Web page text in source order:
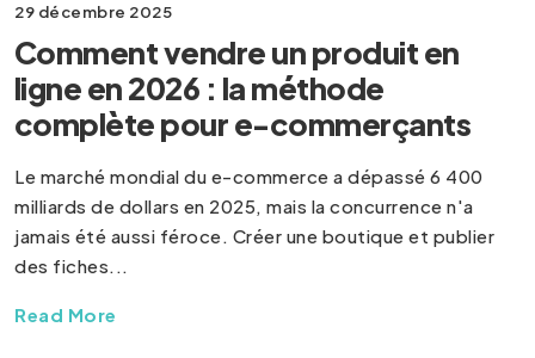
29 décembre 2025
Comment vendre un produit en
ligne en 2026 : la méthode
complète pour e-commerçants
Le marché mondial du e-commerce a dépassé 6 400
milliards de dollars en 2025, mais la concurrence n'a
jamais été aussi féroce. Créer une boutique et publier
des fiches...
Read More